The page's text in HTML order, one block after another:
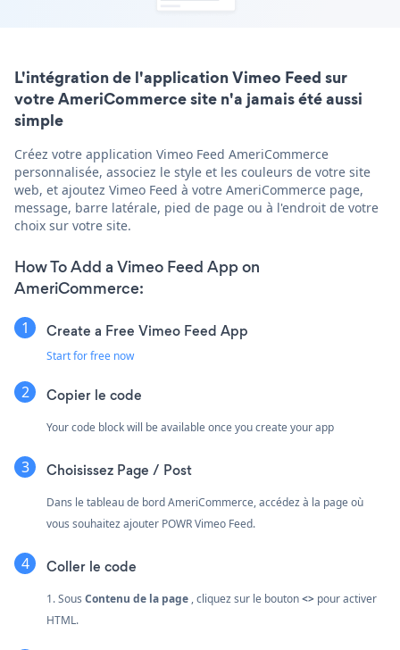
L'intégration de l'application Vimeo Feed sur
votre AmeriCommerce site n'a jamais été aussi
simple
Créez votre application Vimeo Feed AmeriCommerce
personnalisée, associez le style et les couleurs de votre site
web, et ajoutez Vimeo Feed à votre AmeriCommerce page,
message, barre latérale, pied de page ou à l'endroit de votre
choix sur votre site.
How To Add a Vimeo Feed App on
AmeriCommerce:
Create a Free Vimeo Feed App
Start for free now
Copier le code
Your code block will be available once you create your app
Choisissez Page / Post
Dans le tableau de bord AmeriCommerce, accédez à la page où
vous souhaitez ajouter POWR Vimeo Feed.
Coller le code
1. Sous Contenu de la page , cliquez sur le bouton<> pour activer
HTML.